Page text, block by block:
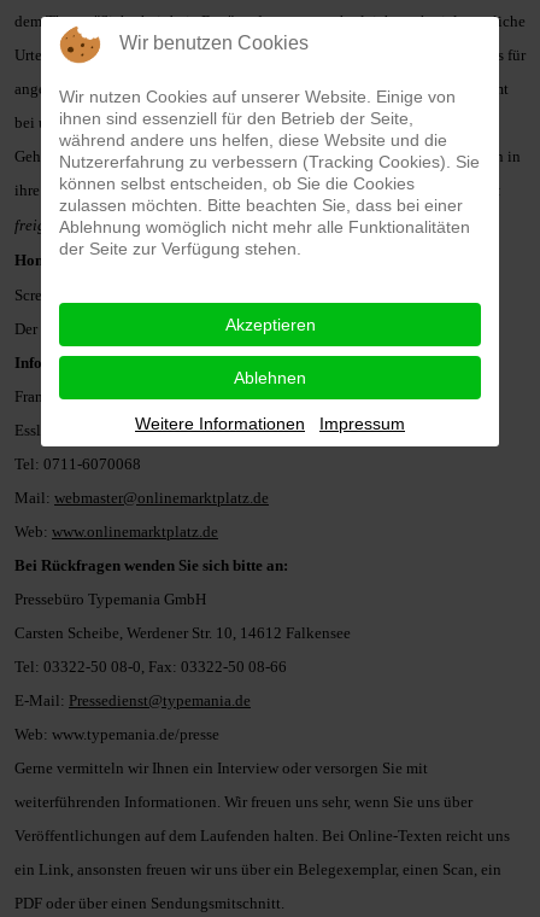
dem Thema "Sicherheit bei eBay" und steuern auch gleich noch viele amtliche
Urteile aus der aktuellen Rechtssprechung bei. Zugleich gibt es viele Tipps für
angehende Verkäufer und Käufer. Frank Weyermann: "Besonders gut kommt
bei unseren Besuchern eine nicht ganz ernst gemeinte Einführung in die
Geheimsprache bei eBay an, die gängige Floskeln aus den Verkaufsofferten in
ihre wahre Bedeutung übersetzt." (4220 Zeichen, zum kostenlosen Abdruck
freigegeben)
Homepage :www.onlinemarktplatz.de
Screenshots (JPG):
Der Pressetext als RTF-Datei:
http://typemania.de/presse
Informationen zum Anbieter:
Frank Weyermann, die-datenwerkstatt, Hindenburgstrasse 163, 73730
Esslingen
Tel: 0711-6070068
Mail: webmaster@onlinemarktplatz.de
Web: www.onlinemarktplatz.de
Bei Rückfragen wenden Sie sich bitte an:
Pressebüro Typemania GmbH
Carsten Scheibe, Werdener Str. 10, 14612 Falkensee
Tel: 03322-50 08-0, Fax: 03322-50 08-66
E-Mail: Pressedienst@typemania.de
Web: www.typemania.de/presse
Gerne vermitteln wir Ihnen ein Interview oder versorgen Sie mit
weiterführenden Informationen. Wir freuen uns sehr, wenn Sie uns über
Veröffentlichungen auf dem Laufenden halten. Bei Online-Texten reicht uns
ein Link, ansonsten freuen wir uns über ein Belegexemplar, einen Scan, ein
PDF oder über einen Sendungsmitschnitt.
Wir benutzen Cookies
Wir nutzen Cookies auf unserer Website. Einige von
ihnen sind essenziell für den Betrieb der Seite,
während andere uns helfen, diese Website und die
Nutzererfahrung zu verbessern (Tracking Cookies). Sie
können selbst entscheiden, ob Sie die Cookies
zulassen möchten. Bitte beachten Sie, dass bei einer
Ablehnung womöglich nicht mehr alle Funktionalitäten
der Seite zur Verfügung stehen.
Akzeptieren
Ablehnen
Weitere Informationen Impressum